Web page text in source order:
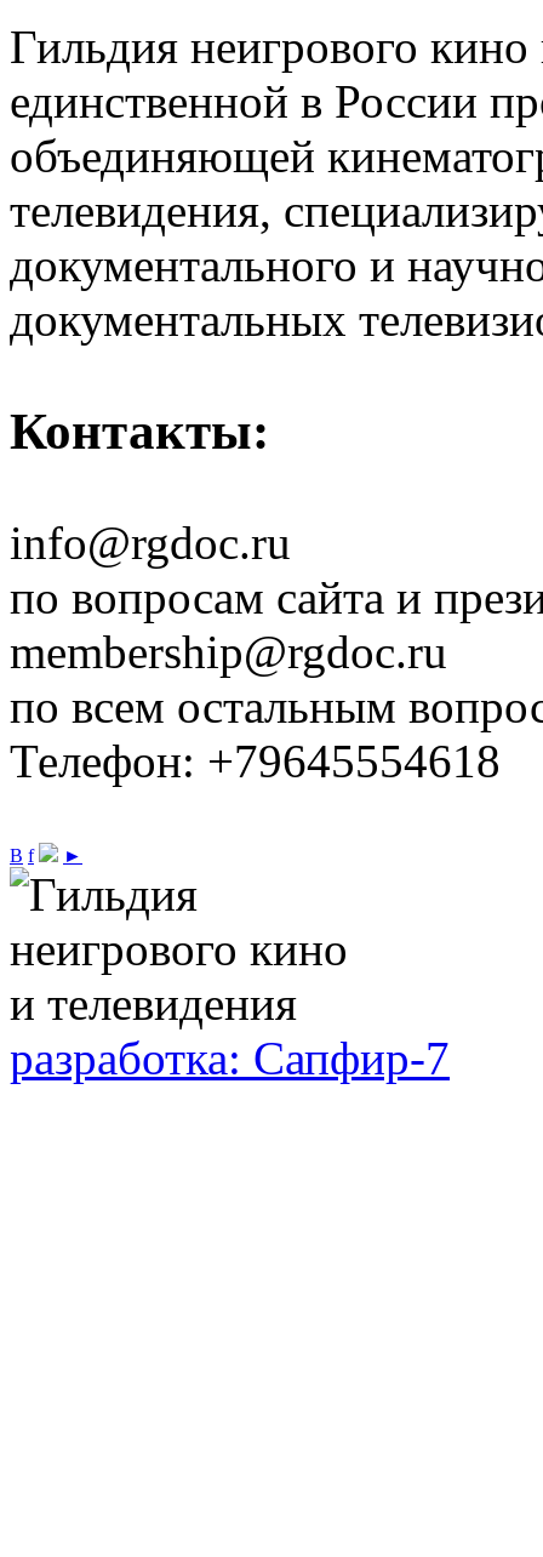
Гильдия неигрового кино
единственной в России
объединяющей
телевидения,
документального и
документальных
Контакты:
info@rgdoc.ru
по вопросам сайта и
membership@rgdoc.ru
по всем остальным
Телефон: +79645554618
В f ►
разработка: Сапфир-7